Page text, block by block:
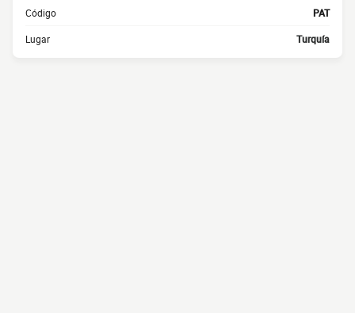
Código PAT
Lugar Turquía